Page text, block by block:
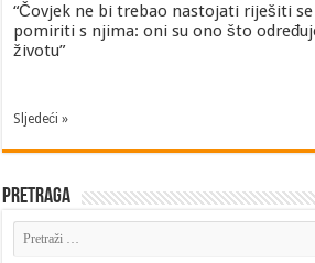
“Čovjek ne bi trebao nastojati riješiti
pomiriti s njima: oni su ono što
životu”
Sljedeći »
Pretraga